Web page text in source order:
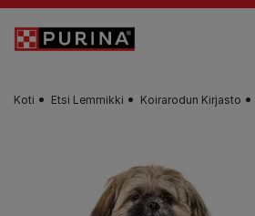
Skip to main content
Koti Etsi Lemmikki Koirarodun Kirjasto